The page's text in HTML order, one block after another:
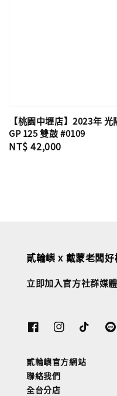
【桃園中壢店】2023年 光
GP 125 雙鼓 #0109
Regular
NT$ 42,000
貳輪嶼 x 戴蒙老闆好
立即加入官方社群媒
貳輪嶼官方網站
聯絡我們
全台分店